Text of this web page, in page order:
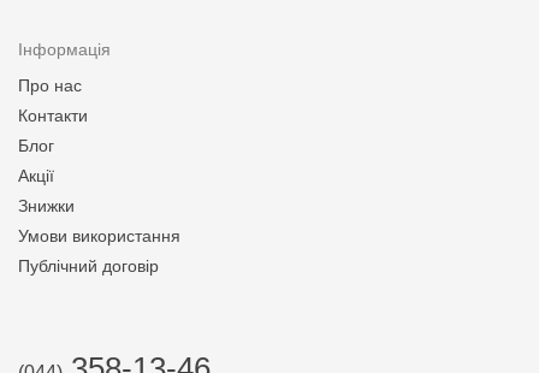
Інформація
Про нас
Контакти
Блог
Акції
Знижки
Умови використання
Публічний договір